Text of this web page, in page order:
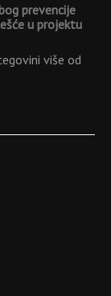
prevencije
u projektu
više od